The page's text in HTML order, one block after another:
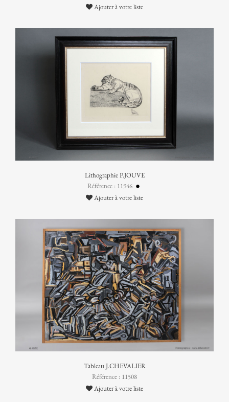
Ajouter à votre liste
Lithographie P.JOUVE
Référence : 11946
Ajouter à votre liste
Tableau J.CHEVALIER
Référence : 11508
Ajouter à votre liste